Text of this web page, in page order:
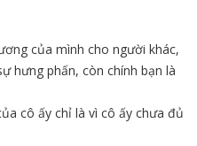
của mình cho người khác,
hưng phấn, còn chính bạn là
cô ấy chỉ là vì cô ấy chưa đủ